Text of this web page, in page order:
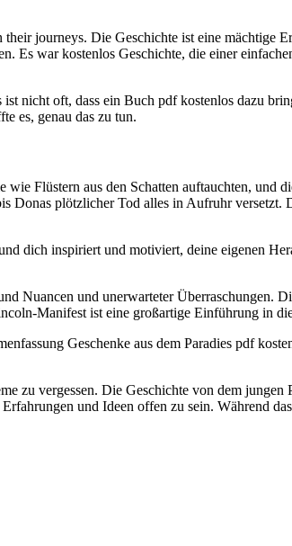
journeys. Die Geschichte ist eine mächtige
war kostenlos Geschichte, die einer
nicht oft, dass ein Buch pdf kostenlos dazu
es, genau das zu tun.
Flüstern aus den Schatten auftauchten, und
Donas plötzlicher Tod alles in Aufruhr versetzt.
dich inspiriert und motiviert, deine eigenen
Nuancen und unerwarteter Überraschungen.
Manifest ist eine großartige Einführung in
Geschenke aus dem Paradies pdf
zu vergessen. Die Geschichte von dem jungen
und Ideen offen zu sein. Während